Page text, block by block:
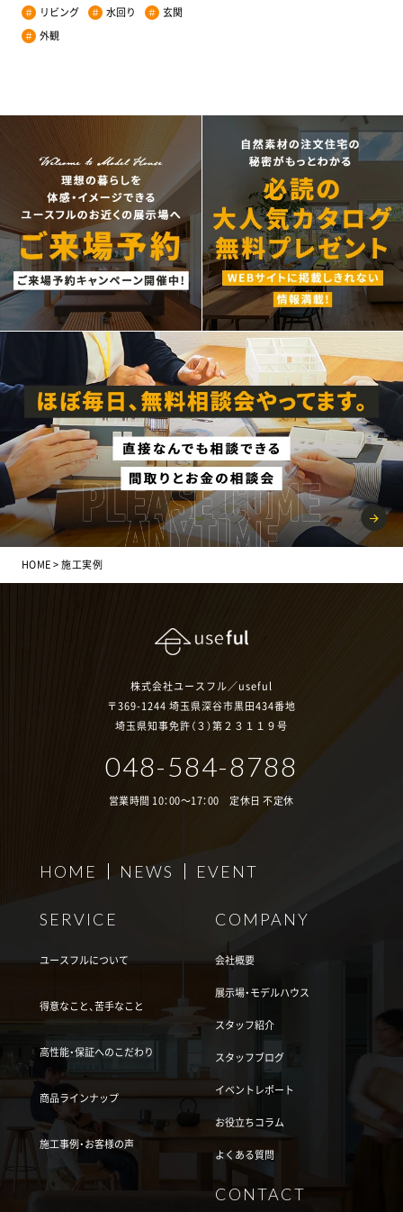
HOME 施工実例
＃ リビング ＃ 水回り ＃ 玄関
＃ 外観
株式会社ユースフル／useful
〒369-1244 埼玉県深谷市黒田434番地
埼玉県知事免許（３）第２３１１９号
048-584-8788
営業時間 10：00～17：00 定休日 不定休
HOME NEWS EVENT
SERVICE
ユースフルについて
得意なこと、苦手なこと
高性能・保証へのこだわり
商品ラインナップ
施工事例・お客様の声
COMPANY
会社概要
展示場・モデルハウス
スタッフ紹介
スタッフブログ
イベントレポート
お役立ちコラム
よくある質問
CONTACT